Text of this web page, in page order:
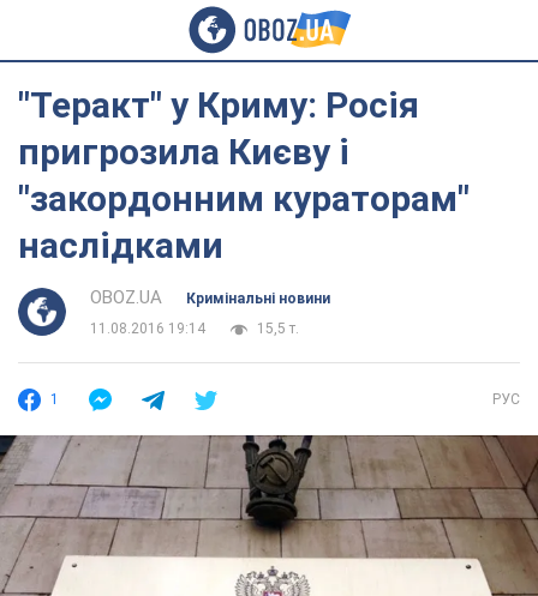
"Теракт" у Криму: Росія
пригрозила Києву і
"закордонним кураторам"
наслідками
OBOZ.UA
Кримінальні новини
11.08.2016 19:14
15,5 т.
1 РУС